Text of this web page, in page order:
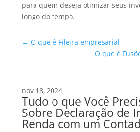
para quem deseja otimizar seus
longo do tempo.
← O que é Fileira empresarial
O que é
nov 18, 2024
Tudo o que Você
Sobre Declaração de
Renda com um